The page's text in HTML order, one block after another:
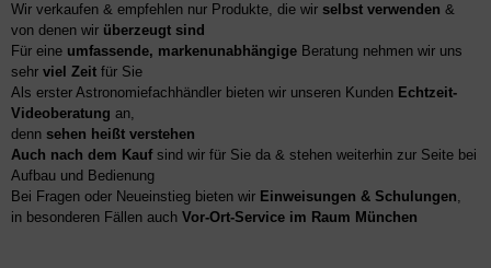
Wir verkaufen & empfehlen nur Produkte, die wir selbst verwenden &
von denen wir überzeugt sind
Für eine umfassende, markenunabhängige Beratung nehmen wir uns
sehr viel Zeit für Sie
Als erster Astronomiefachhändler bieten wir unseren Kunden Echtzeit-
Videoberatung an,
denn sehen heißt verstehen
Auch nach dem Kaufsind wir für Sie da & stehen weiterhin zur Seite bei
Aufbau und Bedienung
Bei Fragen oder Neueinstieg bieten wir Einweisungen & Schulungen,
in besonderen Fällen auch Vor-Ort-Service im Raum München